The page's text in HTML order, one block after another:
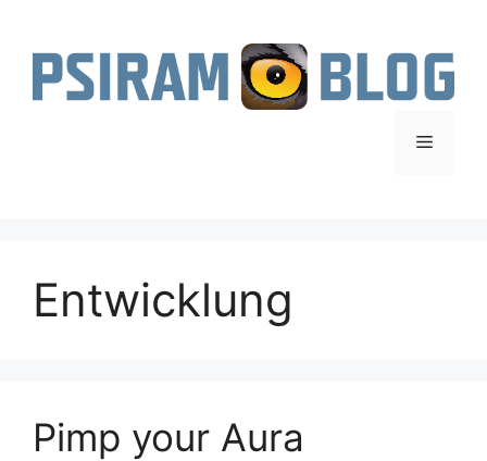
springen
Menü
Entwicklung
Pimp your Aura